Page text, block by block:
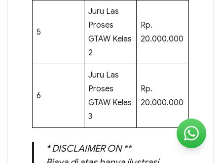
5
Juru Las
Proses
GTAW Kelas
2
Rp.
20.000.000
6
Juru Las
Proses
GTAW Kelas
3
Rp.
20.000.000
* DISCLAIMER ON **